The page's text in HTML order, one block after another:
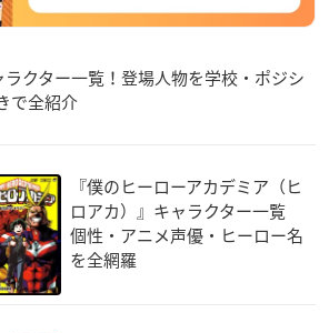
ラクター一覧！登場人物を学校・ポジシ
で全紹介
『僕のヒーローアカデミア（ヒ
ロアカ）』キャラクター一覧
個性・アニメ声優・ヒーロー名
を全網羅